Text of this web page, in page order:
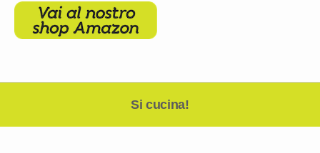
Si cucina!